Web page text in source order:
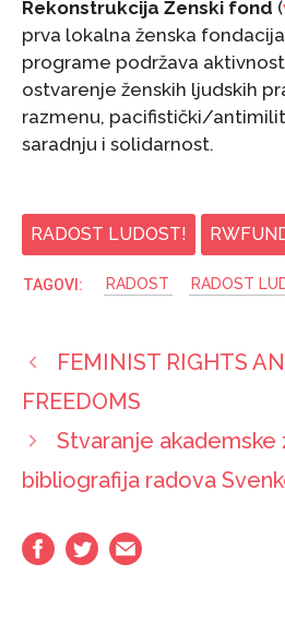
Rekonstrukcija Ženski fond (
prva lokalna ženska
programe podržava
ostvarenje ženskih ljudskih
razmenu, pacifistički/
saradnju i solidarnost.
RADOST LUDOST!
RADOST RADOST
FEMINIST RIGHTS
FREEDOMS
Stvaranje akademske
bibliografija radova